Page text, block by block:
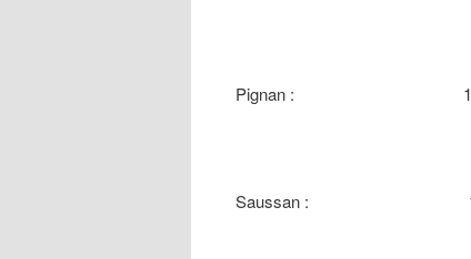
Pignan : 10h30
Saussan : 11h00